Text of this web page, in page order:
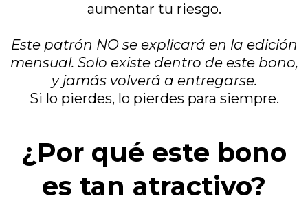
aumentar tu riesgo.
Este patrón NO se explicará en la edición
mensual. Solo existe dentro de este bono,
y jamás volverá a entregarse.
Si lo pierdes, lo pierdes para siempre.
¿Por qué este bono
es tan atractivo?